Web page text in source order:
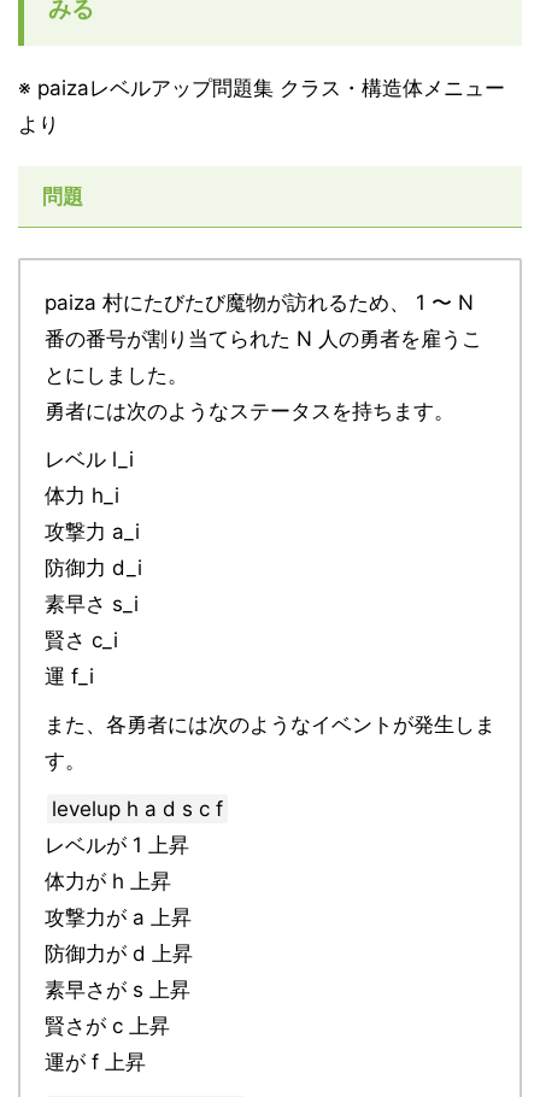
みる
※ paizaレベルアップ問題集 クラス・構造体メニュー
より
問題
paiza 村にたびたび魔物が訪れるため、 1 〜 N
番の番号が割り当てられた N 人の勇者を雇うこ
とにしました。
勇者には次のようなステータスを持ちます。
レベル l_i
体力 h_i
攻撃力 a_i
防御力 d_i
素早さ s_i
賢さ c_i
運 f_i
また、各勇者には次のようなイベントが発生しま
す。
levelup h a d s c f
レベルが 1 上昇
体力が h 上昇
攻撃力が a 上昇
防御力が d 上昇
素早さが s 上昇
賢さが c 上昇
運が f 上昇